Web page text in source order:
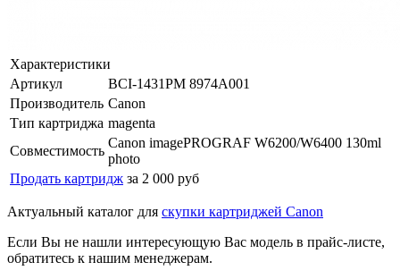
Характеристики
Артикул
BCI-1431PM 8974A001
Производитель Canon
Тип картриджа magenta
Совместимость
Canon imagePROGRAF W6200/W6400 130ml
photo
Продать картридж за 2 000 руб
Актуальный каталог для скупки картриджей Canon
Если Вы не нашли интересующую Вас модель в прайс-листе,
обратитесь к нашим менеджерам.